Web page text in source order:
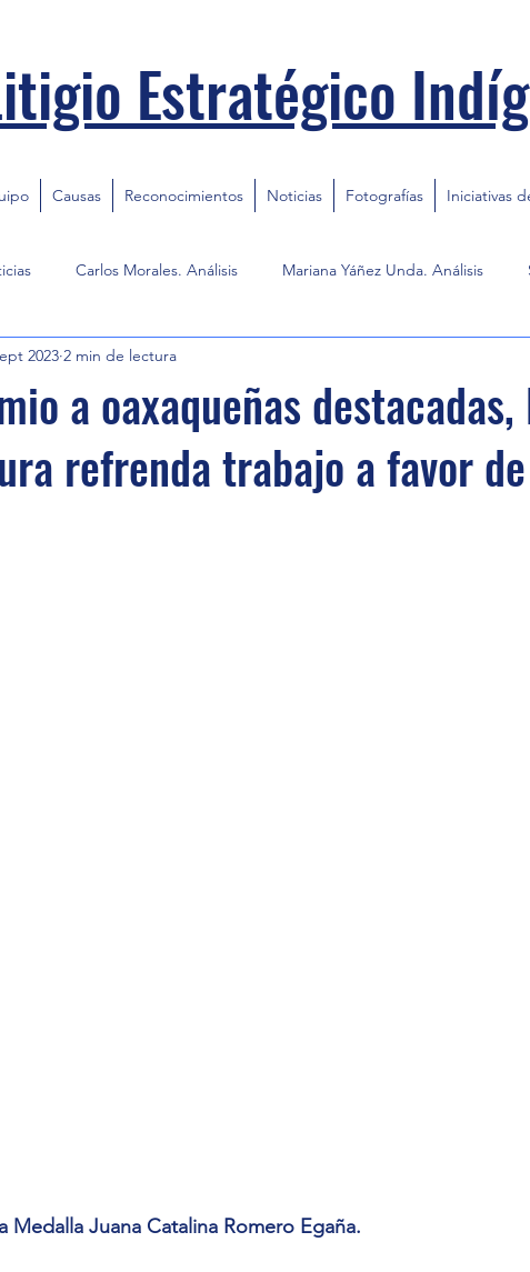
Estratégico
Causas Reconocimientos Noticias Fotografías Iniciativas
Carlos Morales. Análisis Mariana Yáñez Unda. Análisis
a oaxaqueñas destacadas,
refrenda trabajo a favor
2023 2 min de lectura
Medalla Juana Catalina Romero Egaña.